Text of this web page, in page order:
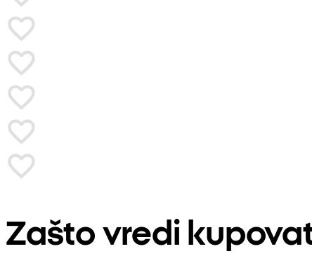
Zašto vredi